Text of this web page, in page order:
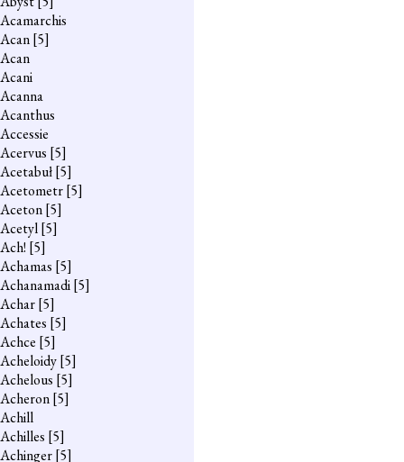
Acamarchis
Acan[5]
Acan
Acani
Acanna
Acanthus
Accessie
Acervus [5]
Acetabuł[5]
Acetometr[5]
Aceton[5]
Acetyl[5]
Ach! [5]
Achamas [5]
Achanamadi[5]
Achar[5]
Achates [5]
Achce [5]
Acheloidy[5]
Achelous [5]
Acheron[5]
Achill
Achilles [5]
Achinger[5]